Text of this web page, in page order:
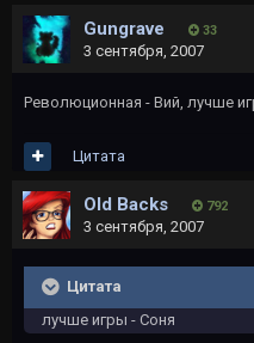
Gungrave 33
3 сентября, 2007
Революционная - Вий, лучше
Цитата
Old Backs 792
3 сентября, 2007
Цитата
лучше игры - Соня